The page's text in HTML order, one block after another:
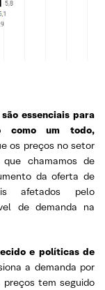
essenciais para
como um todo,
os preços no setor
chamamos de
da oferta de
afetados pelo
de demanda na
e políticas de
a demanda por
preços tem seguido